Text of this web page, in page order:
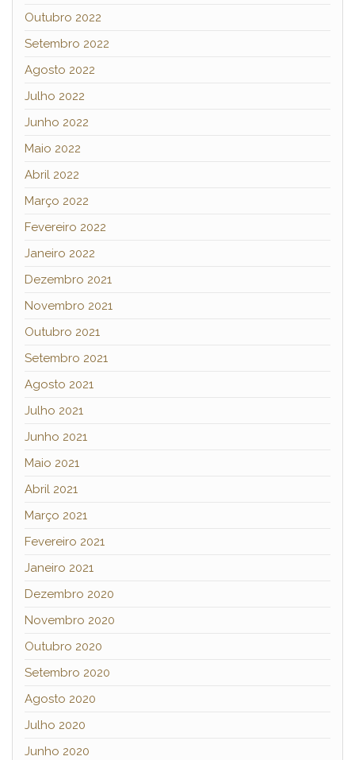
Outubro 2022
Setembro 2022
Agosto 2022
Julho 2022
Junho 2022
Maio 2022
Abril 2022
Março 2022
Fevereiro 2022
Janeiro 2022
Dezembro 2021
Novembro 2021
Outubro 2021
Setembro 2021
Agosto 2021
Julho 2021
Junho 2021
Maio 2021
Abril 2021
Março 2021
Fevereiro 2021
Janeiro 2021
Dezembro 2020
Novembro 2020
Outubro 2020
Setembro 2020
Agosto 2020
Julho 2020
Junho 2020